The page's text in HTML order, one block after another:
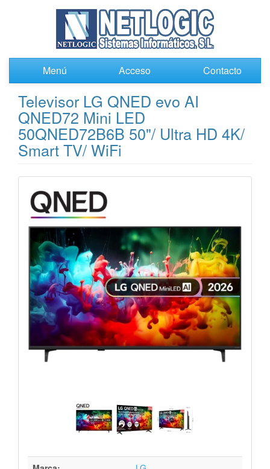
Menú Acceso Contacto
Televisor LG QNED evo AI
QNED72 Mini LED
50QNED72B6B 50"/ Ultra HD 4K/
Smart TV/ WiFi